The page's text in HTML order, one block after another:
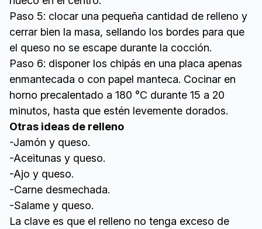
Paso 5: clocar una pequeña cantidad de relleno y
cerrar bien la masa, sellando los bordes para que
el queso no se escape durante la cocción.
Paso 6: disponer los chipás en una placa apenas
enmantecada o con papel manteca. Cocinar en
horno precalentado a 180 °C durante 15 a 20
minutos, hasta que estén levemente dorados.
Otras ideas de relleno
-Jamón y queso.
-Aceitunas y queso.
-Ajo y queso.
-Carne desmechada.
-Salame y queso.
La clave es que el relleno no tenga exceso de